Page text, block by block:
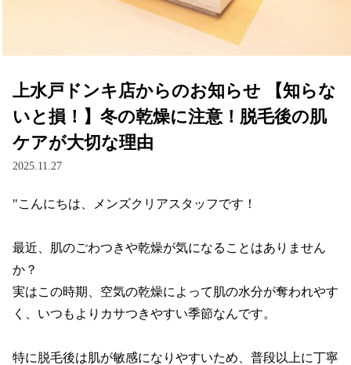
上水戸ドンキ店からのお知らせ 【知らな
いと損！】冬の乾燥に注意！脱毛後の肌
ケアが大切な理由
2025.11.27
"こんにちは、メンズクリアスタッフです！
最近、肌のごわつきや乾燥が気になることはありません
か？
実はこの時期、空気の乾燥によって肌の水分が奪われやす
く、いつもよりカサつきやすい季節なんです。
特に脱毛後は肌が敏感になりやすいため、普段以上に丁寧